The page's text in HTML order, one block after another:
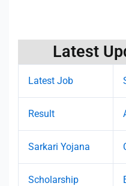
Latest
Latest Job
Result
Sarkari Yojana
Scholarship